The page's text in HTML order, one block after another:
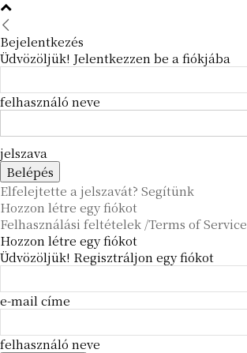
Bejelentkezés
Üdvözöljük! Jelentkezzen be a fiókjába
felhasználó neve
jelszava
Elfelejtette a jelszavát? Segítünk
Hozzon létre egy fiókot
Felhasználási feltételek /Terms of Service
Hozzon létre egy fiókot
Üdvözöljük! Regisztráljon egy fiókot
e-mail címe
felhasználó neve